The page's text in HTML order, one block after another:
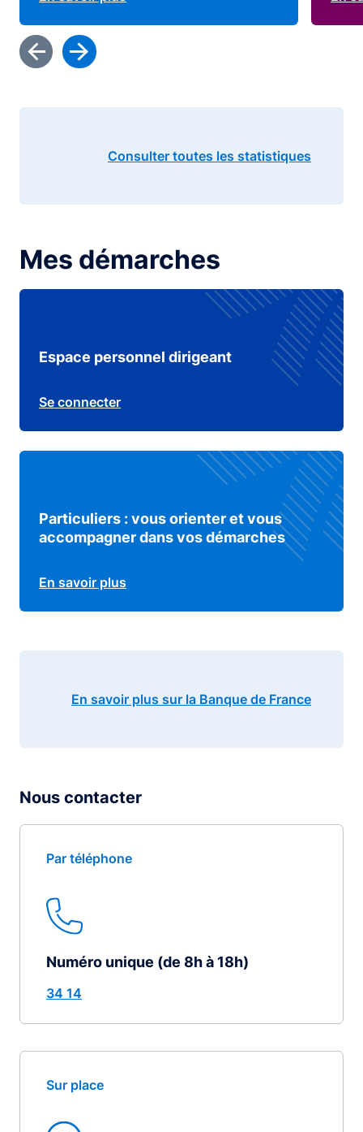
Consulter toutes les statistiques
Mes démarches
Espace personnel dirigeant
Se connecter
Particuliers : vous orienter et vous
accompagner dans vos démarches
En savoir plus
En savoir plus sur la Banque de France
Nous contacter
Par téléphone
Numéro unique (de 8h à 18h)
34 14
Sur place